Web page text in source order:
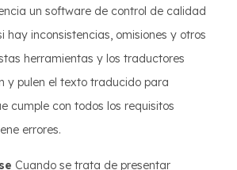
un software de control de calidad
hay inconsistencias, omisiones y otros
herramientas y los traductores
y pulen el texto traducido para
cumple con todos los requisitos
errores.
Cuando se trata de presentar